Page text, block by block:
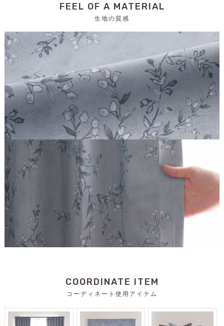
FEEL OF A MATERIAL
生地の質感
COORDINATE ITEM
コーディネート使用アイテム